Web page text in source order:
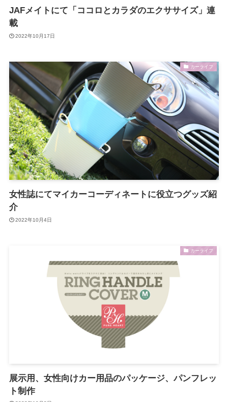
JAFメイトにて「ココロとカラダのエクササイズ」連
載
2022年10月17日
カーライフ
女性誌にてマイカーコーディネートに役立つグッズ紹
介
2022年10月4日
カーライフ
展示用、女性向けカー用品のパッケージ、パンフレッ
ト制作